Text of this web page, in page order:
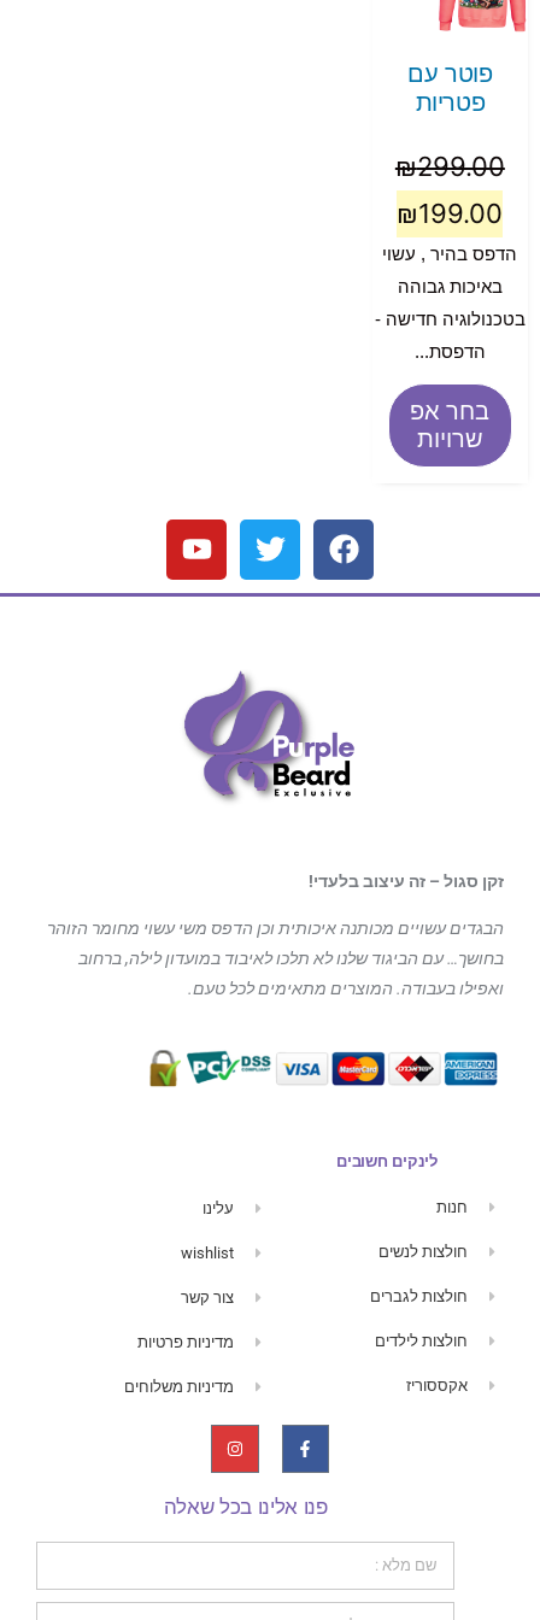
פוטר עם
פטריות
₪299.00
₪199.00
הדפס בהיר , עשוי
באיכות גבוהה
בטכנולוגיה חדישה -
הדפסת...
בחר אפ
שרויות
זקן סגול – זה עיצוב בלעדי!
הבגדים עשויים מכותנה איכותית וכן הדפס משי עשוי מחומר הזוהר
בחושך… עם הביגודשלנו לא תלכו לאיבוד במועדון לילה, ברחוב
ואפילו בעבודה. המוצרים מתאימים לכל טעם.
לינקים חשובים
חנות
חולצות לנשים
חולצות לגברים
חולצות לילדים
אקססוריז
עלינו
wishlist
צור קשר
מדיניות פרטיות
מדיניות משלוחים
פנו אלינו בכל שאלה